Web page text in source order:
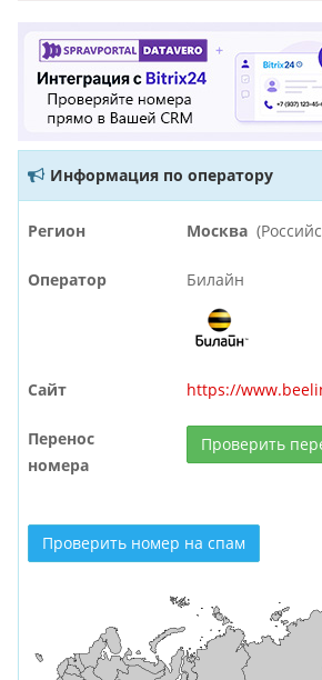
Информация по оператору
Регион Москва
Оператор Билайн
Сайт https://
Перенос
номера
Проверить
Проверить номер на спам